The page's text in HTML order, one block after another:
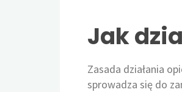
Jak
Zasada działania
sprowadza się do